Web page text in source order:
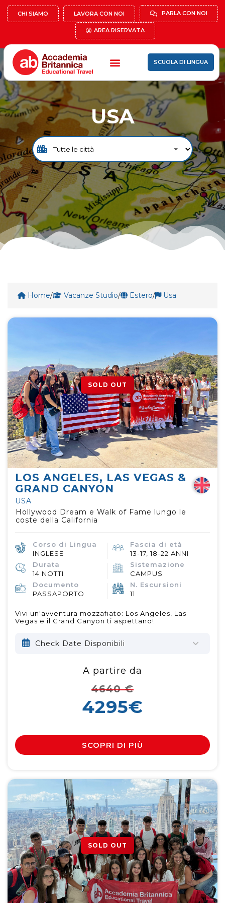
CHI SIAMO LAVORA CON NOI PARLA CON NOI
AREA RISERVATA
SCUOLA DI LINGUA
USA
Home/ Vacanze Studio/ Estero/ Usa
SOLD OUT
LOS ANGELES, LAS VEGAS &
GRAND CANYON
USA
Hollywood Dream e Walk of Fame lungo le
coste della California
Corso di Lingua
INGLESE
Fascia di età
13-17, 18-22 ANNI
Durata
14 NOTTI
Sistemazione
CAMPUS
Documento
PASSAPORTO
N. Escursioni
11
Vivi un'avventura mozzafiato: Los Angeles, Las
Vegas e il Grand Canyon ti aspettano!
Check Date Disponibili
A partire da
4640€
4295€
SCOPRI DI PIÙ
SOLD OUT